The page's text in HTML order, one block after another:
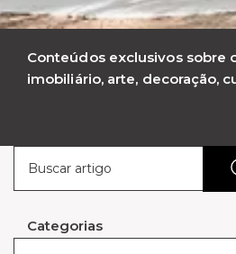
Conteúdos exclusivos sobre
imobiliário, arte, decoração,
Categorias